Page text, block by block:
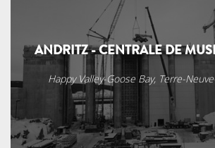
ANDRITZ - CENTRALE DE
Happy Valley-Goose Bay, Terre-